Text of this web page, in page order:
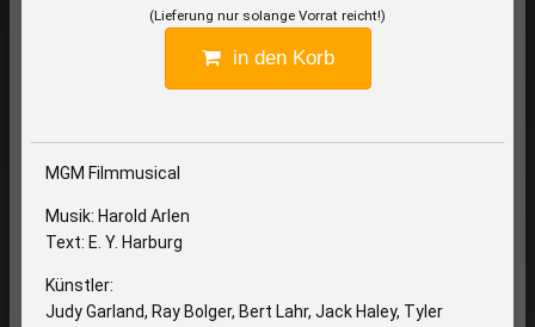
(Lieferung nur solange Vorrat reicht!)
in den Korb
MGM Filmmusical
Musik: Harold Arlen
Text: E. Y. Harburg
Künstler:
Judy Garland, Ray Bolger, Bert Lahr, Jack Haley, Tyler